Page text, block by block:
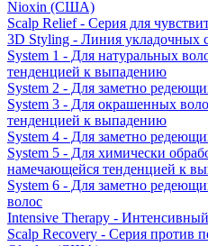
Nioxin (США)
Scalp Relief - Серия для
3D Styling - Линия укладочных
System 1 - Для натуральных
тенденцией к выпадению
System 2 - Для заметно
System 3 - Для окрашенных
тенденцией к выпадению
System 4 - Для заметно
System 5 - Для химически
намечающейся тенденцией к
System 6 - Для заметно
волос
Intensive Therapy -
Scalp Recovery - Серия против